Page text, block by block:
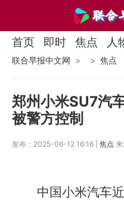
首页 即时 焦点 人
联合早报中文网 焦点
郑州小米SU7汽
被警方控制
发布：2025-06-12 16:16 | 焦点 来
中国小米汽车